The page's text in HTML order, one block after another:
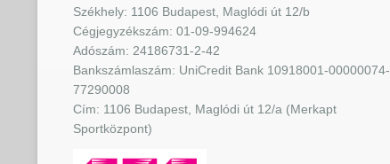
Székhely: 1106 Budapest, Maglódi út 12/b
Cégjegyzékszám: 01-09-994624
Adószám: 24186731-2-42
Bankszámlaszám: UniCredit Bank 10918001-00000074-
77290008
Cím: 1106 Budapest, Maglódi út 12/a (Merkapt
Sportközpont)